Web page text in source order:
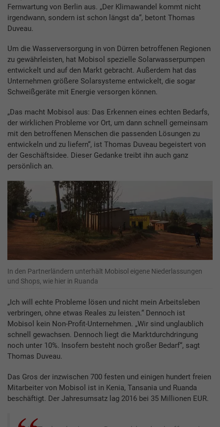
Fernwartung von Berlin aus. „Der Klimawandel kommt nicht
irgendwann, sondern ist schon längst da“, betont Thomas
Duveau.
Um die Wasserversorgung in von Dürren betroffenen Regionen
zu gewährleisten, hat Mobisol spezielle Solarwasserpumpen
entwickelt und auf den Markt gebracht. Außerdem hat das
Unternehmen größere Solarsysteme entwickelt, die sogar
Schweißgeräte mit Energie versorgen können.
„Das macht Mobisol aus: Das Erkennen eines echten Bedarfs,
der wirklichen Probleme vor Ort, um dann schnell gemeinsam
mit den betroffenen Menschen die passenden Lösungen zu
entwickeln und zu liefern“, ist Thomas Duveau begeistert von
der Geschäftsidee. Dieser Gedanke treibt ihn auch ganz
persönlich an.
In den Partnerländern unterhält Mobisol eigene Niederlassungen
und Shops, wie hier in Ruanda
„Ich will echte Probleme lösen und nicht mein Arbeitsleben
verbringen, ohne etwas Reales zu leisten.“ Dennoch ist
Mobisol kein Non-Profit-Unternehmen. „Wir sind unglaublich
schnell gewachsen. Dennoch liegt die Marktdurchdringung
noch unter 10%. Insofern besteht noch großer Bedarf“, sagt
Thomas Duveau.
Das Gros der inzwischen 700 festen und einigen hundert freien
Mitarbeiter von Mobisol ist in Kenia, Tansania und Ruanda
beschäftigt. Der Jahresumsatz lag 2016 bei 35 Millionen EUR.